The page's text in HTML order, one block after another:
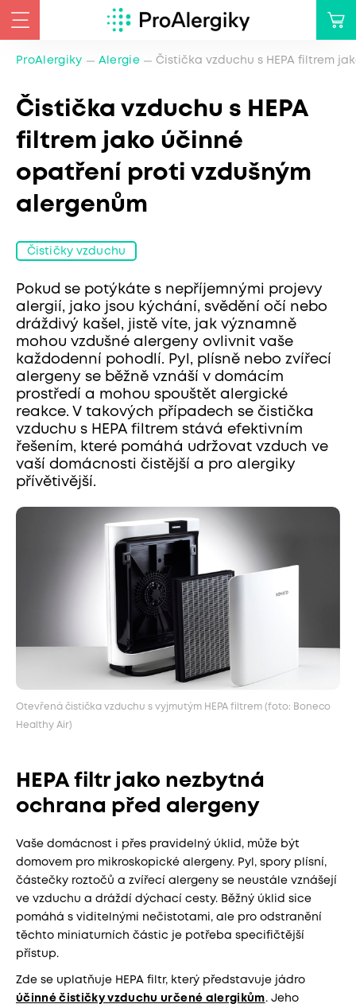
ProAlergiky Alergie Čistička vzduchu s HEPA filtrem
Čistička vzduchu s HEPA
filtrem jako účinné
opatření proti vzdušným
alergenům
Čističky vzduchu
Pokud se potýkáte s nepříjemnými projevy
alergií, jako jsou kýchání, svědění očí nebo
dráždivý kašel, jistě víte, jak významně
mohou vzdušné alergeny ovlivnit vaše
každodenní pohodlí. Pyl, plísně nebo zvířecí
alergeny se běžně vznáší v domácím
prostředí a mohou spouštět alergické
reakce. V takových případech se čistička
vzduchu s HEPA filtrem stává efektivním
řešením, které pomáhá udržovat vzduch ve
vaší domácnosti čistější a pro alergiky
přívětivější.
Otevřená čistička vzduchu s vyjmutým HEPA filtrem (foto: Boneco
Healthy Air)
HEPA filtr jako nezbytná
ochrana před alergeny
Vaše domácnost i přes pravidelný úklid, může být
domovem pro mikroskopické alergeny. Pyl, spory plísní,
částečky roztočů a zvířecí alergeny se neustále vznášejí
ve vzduchu a dráždí dýchací cesty. Běžný úklid sice
pomáhá s viditelnými nečistotami, ale pro odstranění
těchto miniaturních částic je potřeba specifičtější
přístup.
Zde se uplatňuje HEPA filtr, který představuje jádro
účinné čističky vzduchu určené alergikům. Jeho